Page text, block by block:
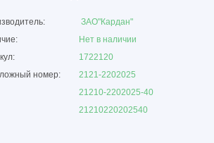
ЗАО"Кардан"
Нет в наличии
1722120
номер:
2121-2202025
21210-2202025-40
21210220202540